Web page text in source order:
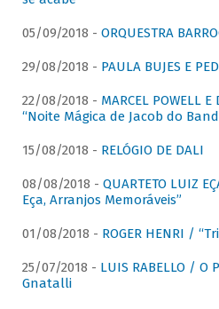
05/09/2018 - ORQUESTRA
29/08/2018 - PAULA BUJES E
22/08/2018 - MARCEL POWELL
“Noite Mágica de Jacob do
15/08/2018 - RELÓGIO DE DALI
08/08/2018 - QUARTETO LUIZ
Eça, Arranjos Memoráveis”
01/08/2018 - ROGER HENRI /
25/07/2018 - LUIS RABELLO / O
Gnatalli